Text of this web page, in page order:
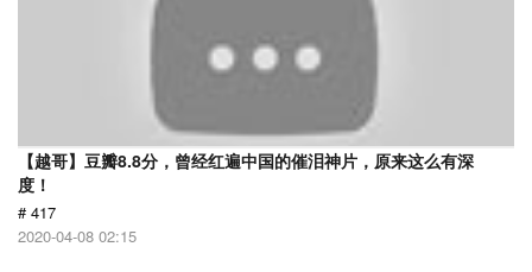
【越哥】豆瓣8.8分，曾经红遍中国的催泪神片，原来这么有深
度！
# 417
2020-04-08 02:15